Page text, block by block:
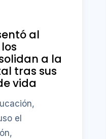
al
a la
tras sus
vida
el